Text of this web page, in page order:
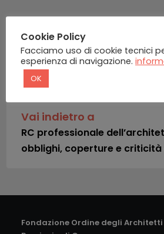
INDIETRO
Vai indietro a
RC professionale
obblighi, coperture e
Fondazione Ordine degli Architetti
Cookie Policy
Facciamo uso di cookie tecnici
esperienza di navigazione.
OK